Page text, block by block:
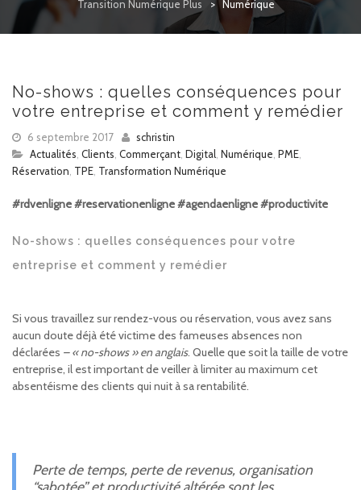
Transition Numérique Plus > Numérique
No-shows : quelles conséquences pour
votre entreprise et comment y remédier
6 septembre 2017
schristin
Actualités Clients Commerçant Digital Numérique PME
Réservation TPE Transformation Numérique
#rdvenligne #reservationenligne #agendaenligne #productivite
No-shows : quelles conséquences pour votre
entreprise et comment y remédier
Si vous travaillez sur rendez-vous ou réservation, vous avez sans
aucun doute déjà été victime des fameuses absences non
déclarées – « no-shows » en anglais. Quelle que soit la taille de votre
entreprise, il est important de veiller à limiter au maximum cet
absentéisme des clients qui nuit à sa rentabilité.
Perte de temps, perte de revenus, organisation
“sabotée” et productivité altérée sont les